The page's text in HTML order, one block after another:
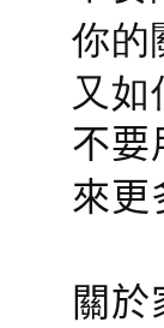
你的
又如
不要
來更
關於